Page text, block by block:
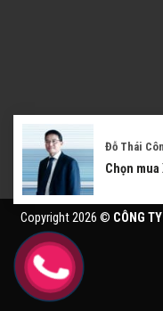
Copyright 2026 © CÔNG
Đỗ Thái
Chọn mua